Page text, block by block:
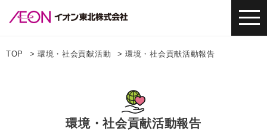
TOP 環境・社会貢献活動 環境・社会貢献活動報告
環境・社会貢献活動報告